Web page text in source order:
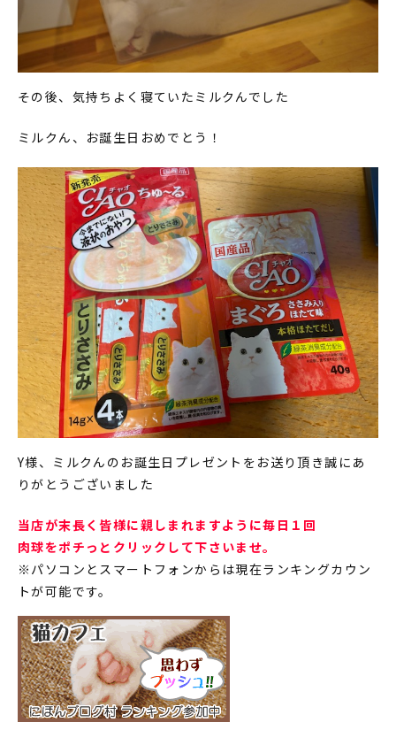
その後、気持ちよく寝ていたミルクんでした
ミルクん、お誕生日おめでとう！
Y様、ミルクんのお誕生日プレゼントをお送り頂き誠にあ
りがとうございました
当店が末長く皆様に親しまれますように毎日１回
肉球をポチっとクリックして下さいませ。
※パソコンとスマートフォンからは現在ランキングカウン
トが可能です。